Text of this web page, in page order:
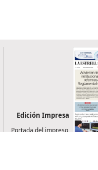
Edición Impresa
Portada del impreso